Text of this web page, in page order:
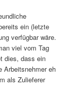
ein (letzte
verfügbar wäre.
viel vom Tag
dies, dass ein
Arbeitsnehmer eh
als Zulieferer